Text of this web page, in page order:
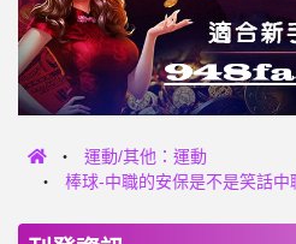
運動/其他：運動
棒球-中職的安保是不是笑話